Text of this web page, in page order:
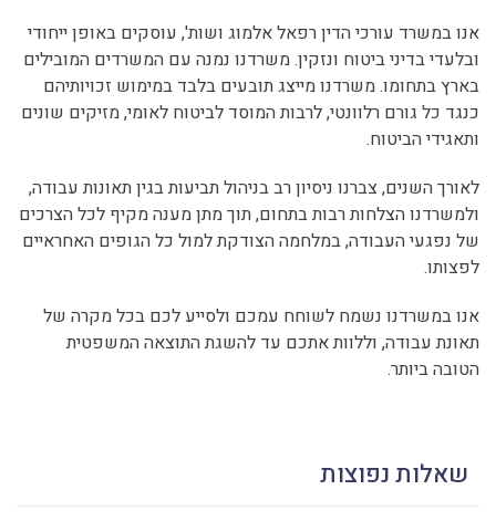
אנו במשרד עורכי הדין רפאל אלמוג ושות', עוסקים באופן ייחודי
ובלעדי בדיני ביטוח ונזקין. משרדנו נמנה עם המשרדים המובילים
בארץ בתחומו. משרדנו מייצג תובעים בלבד במימוש זכויותיהם
כנגד כל גורם רלוונטי, לרבות המוסד לביטוח לאומי, מזיקים שונים
ותאגידי הביטוח.
לאורך השנים, צברנו ניסיון רב בניהול תביעות בגין תאונות עבודה,
ולמשרדנו הצלחות רבות בתחום, תוך מתן מענה מקיף לכל הצרכים
של נפגעי העבודה, במלחמה הצודקת למול כל הגופים האחראיים
לפצותו.
אנו במשרדנו נשמח לשוחח עמכם ולסייע לכם בכל מקרה של
תאונת עבודה, וללוות אתכם עד להשגת התוצאה המשפטית
הטובה ביותר.
שאלות נפוצות